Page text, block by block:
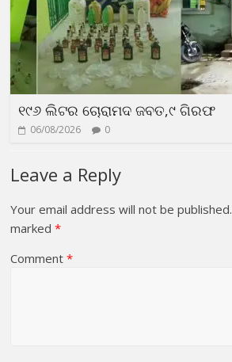
୧୯୬ ଲିଟର ଚୋରାମଦ ଜବତ,୯ ଗିରଫ
06/08/2026 0
Leave a Reply
Your email address will not be published.
marked*
Comment*